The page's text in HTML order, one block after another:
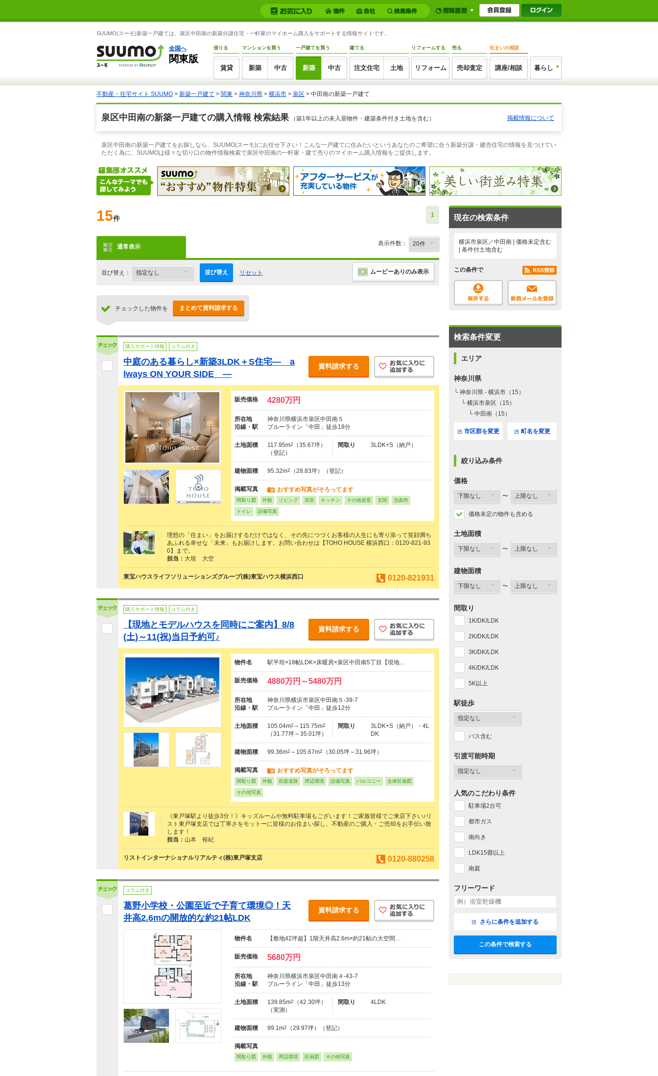
SUUMO(スーモ)新築一戸建ては、泉区中田南の新築分譲住宅・一軒家のマイホーム購入をサポートする情報サイトです。
全国へ
関東版
借りる
賃貸
マンションを買う
新築 中古
一戸建てを買う
新築 中古
建てる
注文住宅 土地
リフォームする
リフォーム
売る
売却査定
住まいの相談
講座/相談 暮らし
不動産・住宅サイト SUUMO > 新築一戸建て > 関東 > 神奈川県 > 横浜市 > 泉区 > 中田南の新築一戸建て
泉区中田南の新築一戸建ての購入情報 検索結果 （築1年以上の未入居物件・建築条件付き土地を含む） 掲載情報について
泉区中田南の新築一戸建てをお探しなら、SUUMO(スーモ)にお任せ下さい！こんな一戸建てに住みたいというあなたのご希望に合う新築分譲・建売住宅の情報を見つけてい
ただく為に、SUUMOは様々な切り口の物件情報検索で泉区中田南の一軒家・建て売りのマイホーム購入情報をご提供します。
15件 1
通常表示 表示件数：
並び替え： 並び替え リセット ムービーありのみ表示
チェックした物件を まとめて資料請求する
購入サポート情報 コラム付き
中庭のある暮らし×新築3LDK＋S住宅― a
lways ON YOUR SIDE ―
資料請求する
販売価格 4280万円
所在地
神奈川県横浜市泉区中田南５
沿線・駅
ブルーライン「中田」徒歩18分
土地面積 117.95m2
（35.67坪）
（登記）
間取り 3LDK+S（納戸）
建物面積 95.32m2 （28.83坪）（登記）
掲載写真 おすすめ写真がそろってます
間取り図 外観 リビング 浴室 キッチン その他居室 玄関 洗面所
トイレ 設備写真
理想の「住まい」をお届けするだけではなく、その先につづくお客様の人生にも寄り添って笑顔満ち
あふれる幸せな「未来」もお届けします。お問い合わせは【TOHO HOUSE 横浜西口：0120-821-93
0】まで。
担当： 大垣 大空
東宝ハウスライフソリューションズグループ(株)東宝ハウス横浜西口 0120-821931
購入サポート情報 コラム付き
【現地とモデルハウスを同時にご案内】8/8
(土)～11(祝)当日予約可♪
資料請求する
物件名 駅平坦×18帖LDK×床暖房×泉区中田南5丁目【現地…
販売価格 4880万円～5480万円
所在地
神奈川県横浜市泉区中田南５-39-7
沿線・駅
ブルーライン「中田」徒歩12分
土地面積 105.04m2 ～115.75m2
（31.77坪～35.01坪）
間取り
3LDK+S（納戸）・4L
DK
建物面積 99.36m2 ～105.67m2 （30.05坪～31.96坪）
掲載写真 おすすめ写真がそろってます
間取り図 外観 前面道路 周辺環境 設備写真 バルコニー 全体区画図
その他写真
《東戸塚駅より徒歩3分！》キッズルームや無料駐車場もございます！ご家族皆様でご来店下さい♪リ
スト東戸塚支店では丁寧さをモットーに皆様のお住まい探し、不動産のご購入・ご売却をお手伝い致
します！
担当： 山本 裕紀
リストインターナショナルリアルティ(株)東戸塚支店 0120-880258
コラム付き
葛野小学校・公園至近で子育て環境◎！天
井高2.6mの開放的な約21帖LDK
資料請求する
物件名 【敷地42坪超】1階天井高2.6m×約21帖の大空間…
販売価格 5680万円
所在地
神奈川県横浜市泉区中田南４-43-7
沿線・駅
ブルーライン「中田」徒歩13分
土地面積 139.85m2
（42.30坪）
（実測）
間取り 4LDK
建物面積 99.1m2 （29.97坪）（登記）
掲載写真
間取り図 外観 周辺環境 区画図 その他写真
現在の検索条件
横浜市泉区／中田南 | 価格未定含む
| 条件付土地含む
この条件で
検索条件変更
エリア
神奈川県
└ 神奈川県 - 横浜市（15）
└ 横浜市泉区（15）
└ 中田南（15）
市区郡を変更 町名を変更
絞り込み条件
価格
〜
価格未定の物件も含める
土地面積
〜
建物面積
〜
間取り
1K/DK/LDK
2K/DK/LDK
3K/DK/LDK
4K/DK/LDK
5K以上
駅徒歩
バス含む
引渡可能時期
人気のこだわり条件
駐車場2台可
都市ガス
南向き
LDK15畳以上
南庭
フリーワード
さらに条件を追加する
この条件で検索する